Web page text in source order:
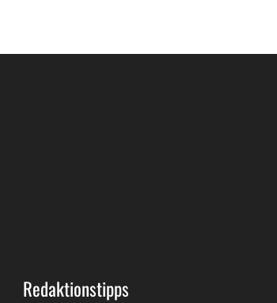
Redaktionstipps